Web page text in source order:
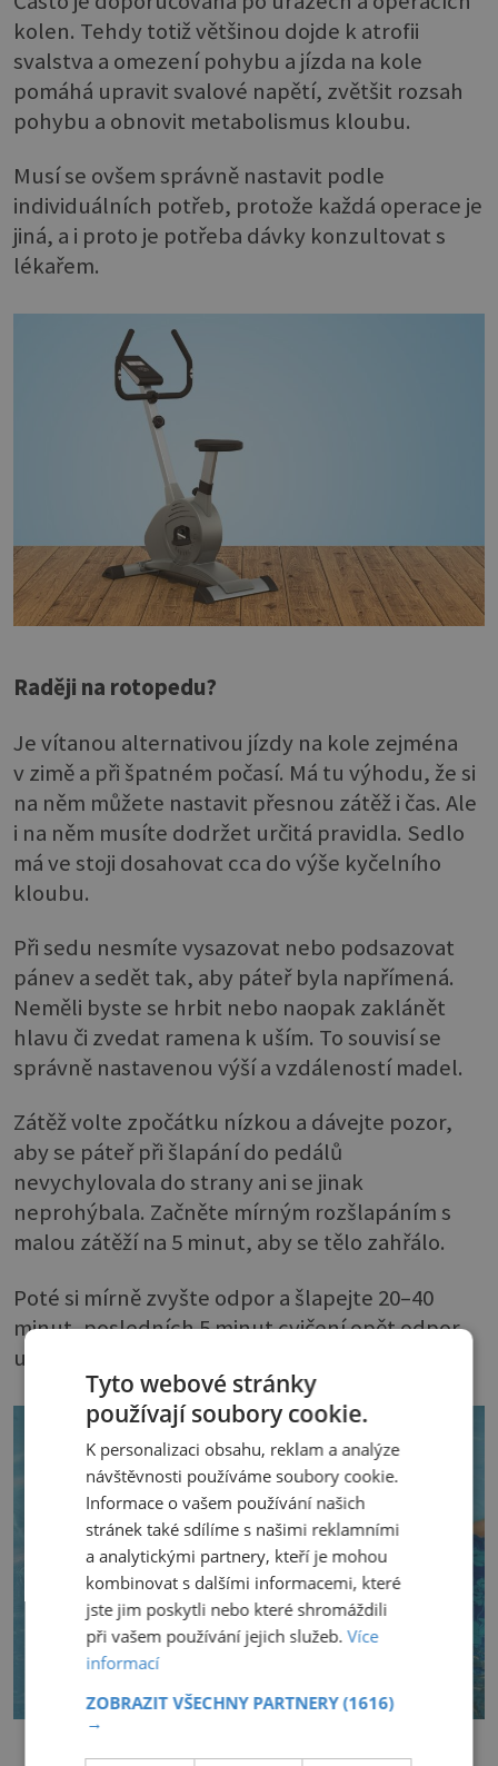
kolen. Tehdy totiž většinou dojde k atrofii
svalstva a omezení pohybu a jízda na kole
pomáhá upravit svalové napětí, zvětšit rozsah
pohybu a obnovit metabolismus kloubu.
Musí se ovšem správně nastavit podle
individuálních potřeb, protože každá operace je
jiná, a i proto je potřeba dávky konzultovat s
lékařem.
Raději na rotopedu?
Je vítanou alternativou jízdy na kole zejména
v zimě a při špatném počasí. Má tu výhodu, že si
na něm můžete nastavit přesnou zátěž i čas. Ale
i na něm musíte dodržet určitá pravidla. Sedlo
má ve stoji dosahovat cca do výše kyčelního
kloubu.
Při sedu nesmíte vysazovat nebo podsazovat
pánev a sedět tak, aby páteř byla napřímená.
Neměli byste se hrbit nebo naopak zaklánět
hlavu či zvedat ramena k uším. To souvisí se
správně nastavenou výší a vzdáleností madel.
Zátěž volte zpočátku nízkou a dávejte pozor,
aby se páteř při šlapání do pedálů
nevychylovala do strany ani se jinak
neprohýbala. Začněte mírným rozšlapáním s
malou zátěží na 5 minut, aby se tělo zahřálo.
Poté si mírně zvyšte odpor a šlapejte 20–40
minut, posledních 5 minut cvičení opět odpor
uberte a pozvolna šlapejte do zklidnění.
Tyto webové stránky
používají soubory cookie.
K personalizaci obsahu, reklam a analýze
návštěvnosti používáme soubory cookie.
Informace o vašem používání našich
stránek také sdílíme s našimi reklamními
a analytickými partnery, kteří je mohou
kombinovat s dalšími informacemi, které
jste jim poskytli nebo které shromáždili
při vašem používání jejich služeb.Více
informací
ZOBRAZIT VŠECHNY PARTNERY(1616)
→